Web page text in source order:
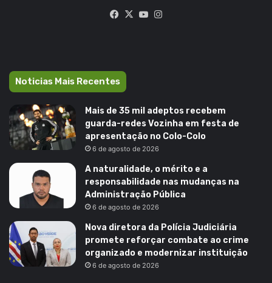
Facebook
X YouTube
Noticias Mais Recentes
Mais de 35 mil adeptos recebem
guarda-redes Vozinha em festa de
apresentação no Colo-Colo
6 de agosto de 2026
A naturalidade, o mérito e a
responsabilidade nas mudanças na
Administração Pública
6 de agosto de 2026
Nova diretora da Polícia Judiciária
promete reforçar combate ao crime
organizado e modernizar instituição
6 de agosto de 2026